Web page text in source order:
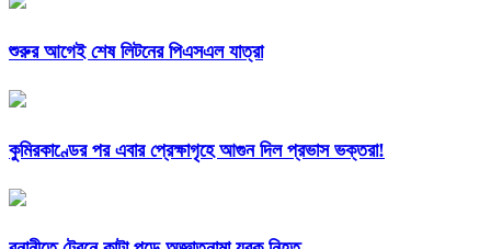
শুরুর আগেই শেষ লিটনের পিএসএল যাত্রা
কুমিরকাণ্ডের পর এবার প্রেক্ষাগৃহে আগুন দিল প্রভাস ভক্তরা!